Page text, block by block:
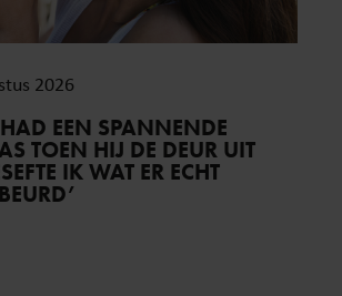
2026
EEN SPANNENDE
TOEN HIJ DE DEUR UIT
IK WAT ER ECHT